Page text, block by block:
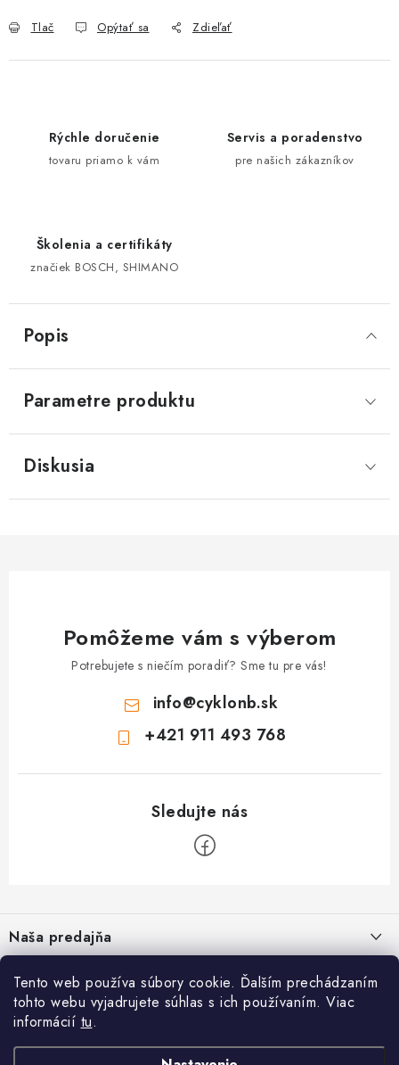
Tento web používa súbory cookie. Ďalším prechádzaním
tohto webu vyjadrujete súhlas s ich používaním. Viac
informácií tu.
Tlač Opýtať sa Zdieľať
Rýchle doručenie
tovaru priamo k vám
Servis a poradenstvo
pre našich zákazníkov
Školenia a certifikáty
značiek BOSCH, SHIMANO
Popis
Parametre produktu
Diskusia
Pomôžeme vám s výberom
Potrebujete s niečím poradiť? Sme tu pre vás!
info@cyklonb.sk
+421 911 493 768
p
ä
Naša predajňa
CYKLO NB - Jozef Valach
Informácie
Blog
O nás
Napíšte nám
Bezpečné platby